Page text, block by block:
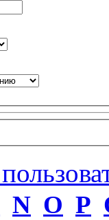
N O P